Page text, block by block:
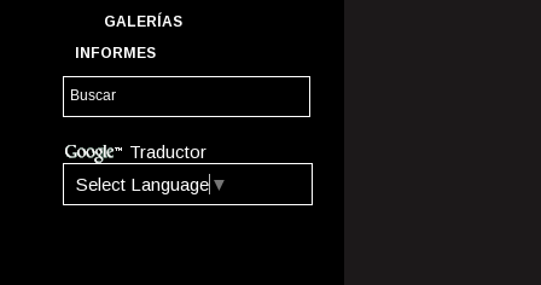
GALERÍAS
INFORMES
Traductor
Select Language ▼